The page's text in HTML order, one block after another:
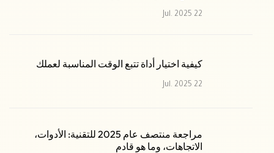
22 Jul. 2025
كيفية اختيار أداة تتبع الوقت المناسبة لعملك
22 Jul. 2025
مراجعة منتصف عام 2025 للتقنية: الأدوات،
الاتجاهات، وما هو قادم